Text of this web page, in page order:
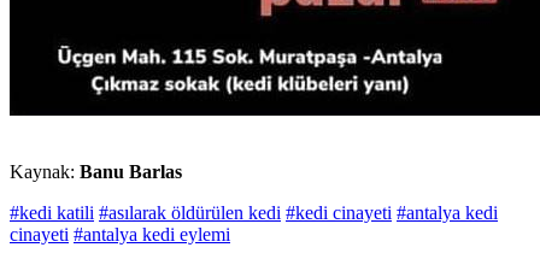
Kaynak: Banu Barlas
#kedi katili #asılarak öldürülen kedi #kedi cinayeti #antalya kedi
cinayeti #antalya kedi eylemi